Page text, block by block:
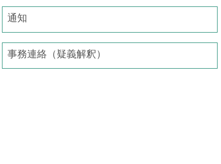
通知
事務連絡（疑義解釈）